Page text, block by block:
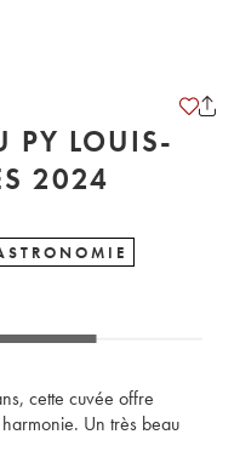
PY LOUIS-
CLAUDE DESVIGNES 2024
cette cuvée offre
Un très beau